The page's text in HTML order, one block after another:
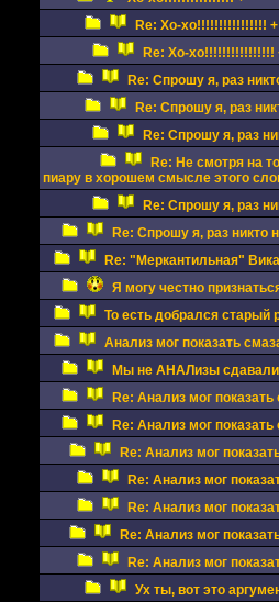
Re: Хо-хо!!!!!!!!!!!!!!!! +
Re: Хо-хо!!!!!!!!!!!!!!!!
Re: Спрошу я, раз
Re: Спрошу я, раз
Re: Спрошу я, раз
Re: Не смотря на
пиару в хорошем смысле этого
Re: Спрошу я, раз
Re: Спрошу я, раз никто
Re: "Меркантильная"
Я могу честно
То есть добрался старый
Анализ мог показать
Мы не АНАЛизы сдавали
Re: Анализ мог
Re: Анализ мог
Re: Анализ мог
Re: Анализ мог
Re: Анализ мог
Re: Анализ мог
Re: Анализ мог
Ух ты, вот это